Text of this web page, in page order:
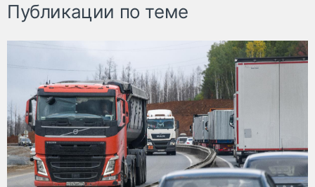
Публикации по теме